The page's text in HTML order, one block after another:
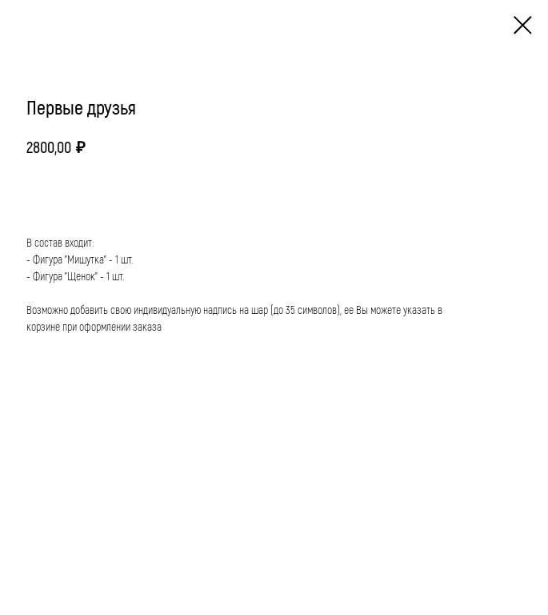
Первые друзья
2800,00 ₽
В состав входит:
- Фигура "Мишутка" - 1 шт.
- Фигура "Щенок" - 1 шт.
Возможно добавить свою индивидуальную надпись на шар (до 35 символов), ее Вы можете указать в
корзине при оформлении заказа